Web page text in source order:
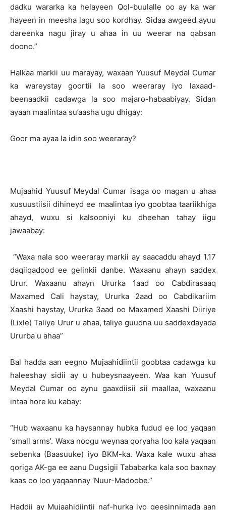
dadku wararka ka helayeen Qol-buulalle oo ay ka war
hayeen in meesha lagu soo kordhay. Sidaa awgeed ayuu
dareenka nagu jiray u ahaa in uu weerar na qabsan
doono.”
Halkaa markii uu marayay, waxaan Yuusuf Meydal Cumar
ka wareystay goortii la soo weeraray iyo laxaad-
beenaadkii cadawga la soo majaro-habaabiyay. Sidan
ayaan maalintaa su’aasha ugu dhigay:
Goor ma ayaa la idin soo weeraray?
Mujaahid Yuusuf Meydal Cumar isaga oo magan u ahaa
xusuustiisii dihineyd ee maalintaa iyo goobtaa taariikhiga
ahayd, wuxu si kalsooniyi ku dheehan tahay iigu
jawaabay:
“Waxa nala soo weeraray markii ay saacaddu ahayd 1.17
daqiiqadood ee gelinkii danbe. Waxaanu ahayn saddex
Urur. Waxaanu ahayn Ururka 1aad oo Cabdirasaaq
Maxamed Cali haystay, Ururka 2aad oo Cabdikariim
Xaashi haystay, Ururka 3aad oo Maxamed Xaashi Diiriye
(Lixle) Taliye Urur u ahaa, taliye guudna uu saddexdayada
Ururba u ahaa”
Bal hadda aan eegno Mujaahidiintii goobtaa cadawga ku
haleeshay sidii ay u hubeysnaayeen. Waa kan Yuusuf
Meydal Cumar oo aynu gaaxdiisii sii maallaa, waxaanu
intaa hore ku kabay:
“Hub waxaanu ka haysannay hubka fudud ee loo yaqaan
‘small arms’. Waxa noogu weynaa qoryaha loo kala yaqaan
sebenka (Baasuuke) iyo BKM-ka. Waxa kale wuxu ahaa
qoriga AK-ga ee aanu Dugsigii Tababarka kala soo baxnay
kaas oo loo yaqaannay ‘Nuur-Madoobe.”
Haddii ay Mujaahidiintii naf-hurka iyo geesinnimada aan